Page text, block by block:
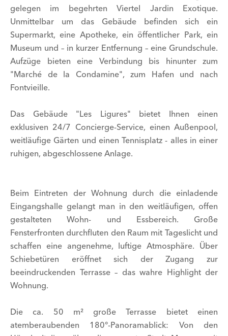
gelegen im begehrten Viertel Jardin Exotique.
Unmittelbar um das Gebäude befinden sich ein
Supermarkt, eine Apotheke, ein öffentlicher Park, ein
Museum und – in kurzer Entfernung – eine Grundschule.
Aufzüge bieten eine Verbindung bis hinunter zum
"Marché de la Condamine", zum Hafen und nach
Fontvieille.
Das Gebäude "Les Ligures" bietet Ihnen einen
exklusiven 24/7 Concierge-Service, einen Außenpool,
weitläufige Gärten und einen Tennisplatz - alles in einer
ruhigen, abgeschlossene Anlage.
Beim Eintreten der Wohnung durch die einladende
Eingangshalle gelangt man in den weitläufigen, offen
gestalteten Wohn- und Essbereich. Große
Fensterfronten durchfluten den Raum mit Tageslicht und
schaffen eine angenehme, luftige Atmosphäre. Über
Schiebetüren eröffnet sich der Zugang zur
beeindruckenden Terrasse – das wahre Highlight der
Wohnung.
Die ca. 50 m² große Terrasse bietet einen
atemberaubenden 180°-Panoramablick: Von den